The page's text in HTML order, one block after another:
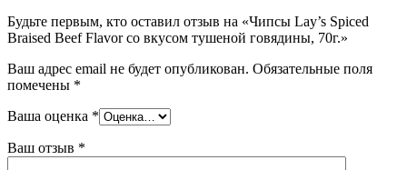
Будьте первым, кто оставил отзыв на «Чипсы Lay’s Spiced
Braised Beef Flavor со вкусом тушеной говядины, 70г.»
Ваш адрес email не будет опубликован. Обязательные поля
помечены *
Ваша оценка *
Ваш отзыв *